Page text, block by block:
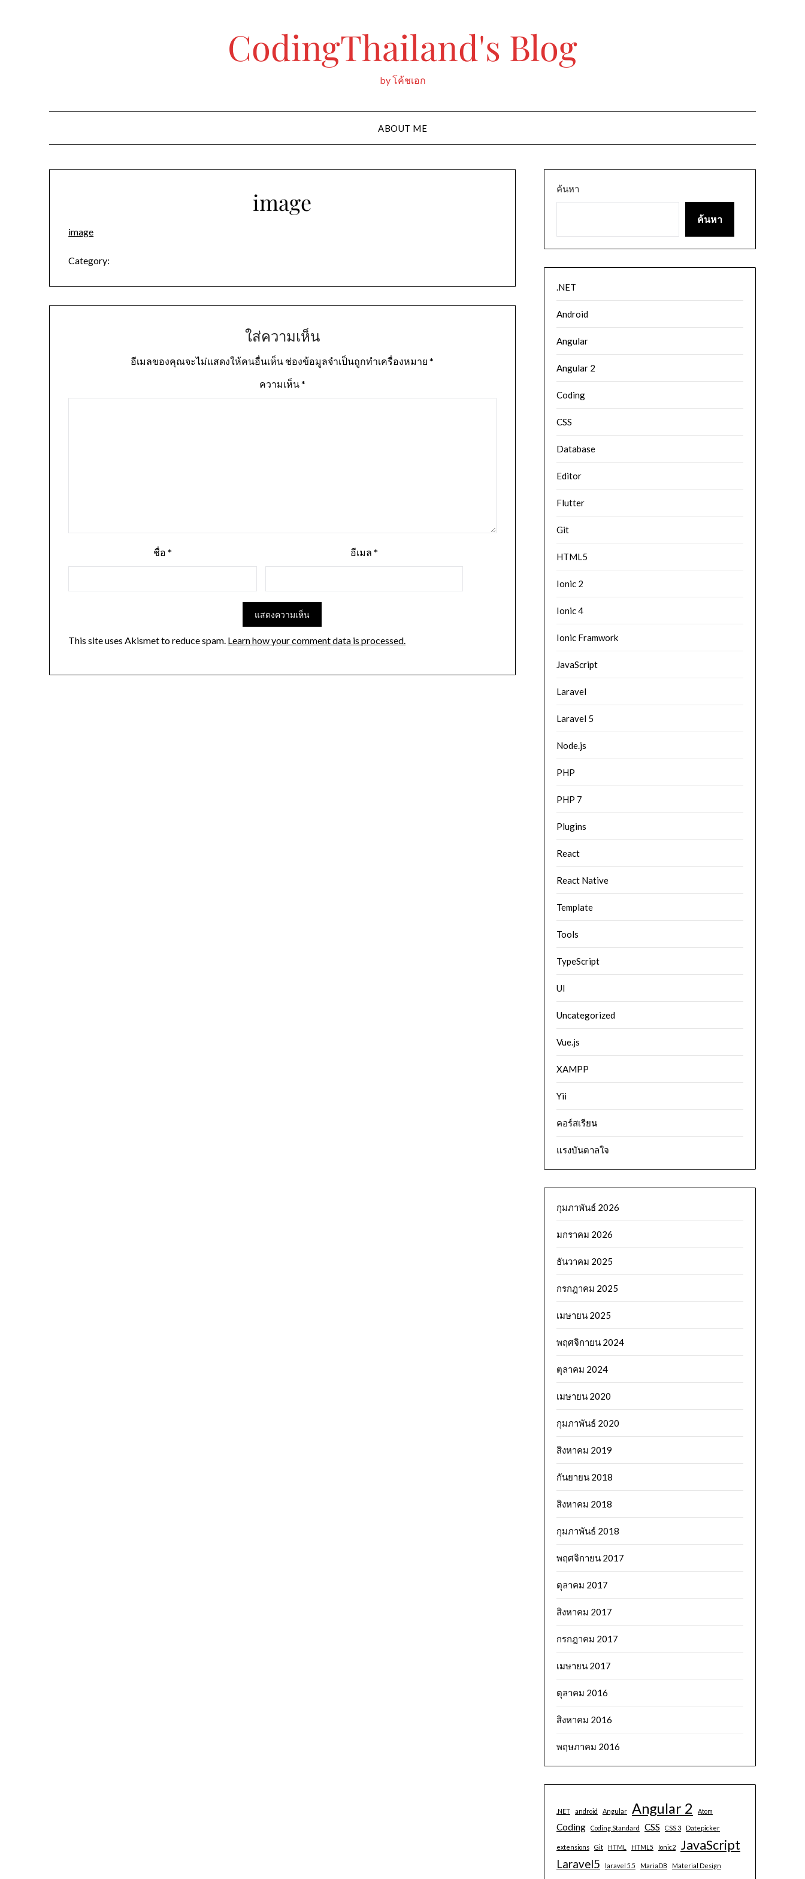
CodingThailand's Blog
by โค้ชเอก
ABOUT ME
image
image
Category:
ใส่ความเห็น
อีเมลของคุณจะไม่แสดงให้คนอื่นเห็น ช่องข้อมูลจำเป็นถูกทำเครื่องหมาย*
ความเห็น*
ชื่อ* อีเมล*
This site uses Akismet to reduce spam. Learn how your comment data is processed.
ค้นหา
ค้นหา
.NET
Android
Angular
Angular 2
Coding
CSS
Database
Editor
Flutter
Git
HTML5
Ionic 2
Ionic 4
Ionic Framwork
JavaScript
Laravel
Laravel 5
Node.js
PHP
PHP 7
Plugins
React
React Native
Template
Tools
TypeScript
UI
Uncategorized
Vue.js
XAMPP
Yii
คอร์สเรียน
แรงบันดาลใจ
กุมภาพันธ์ 2026
มกราคม 2026
ธันวาคม 2025
กรกฎาคม 2025
เมษายน 2025
พฤศจิกายน 2024
ตุลาคม 2024
เมษายน 2020
กุมภาพันธ์ 2020
สิงหาคม 2019
กันยายน 2018
สิงหาคม 2018
กุมภาพันธ์ 2018
พฤศจิกายน 2017
ตุลาคม 2017
สิงหาคม 2017
กรกฎาคม 2017
เมษายน 2017
ตุลาคม 2016
สิงหาคม 2016
พฤษภาคม 2016
.NET android Angular Angular 2 Atom
Coding Coding Standard CSS CSS 3 Datepicker
extensions Git HTML HTML5 Ionic2 JavaScript
Laravel5 laravel 5.5 MariaDB Material Design